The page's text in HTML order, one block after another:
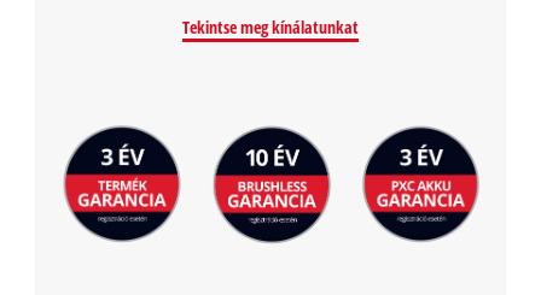
Tekintse meg kínálatunkat